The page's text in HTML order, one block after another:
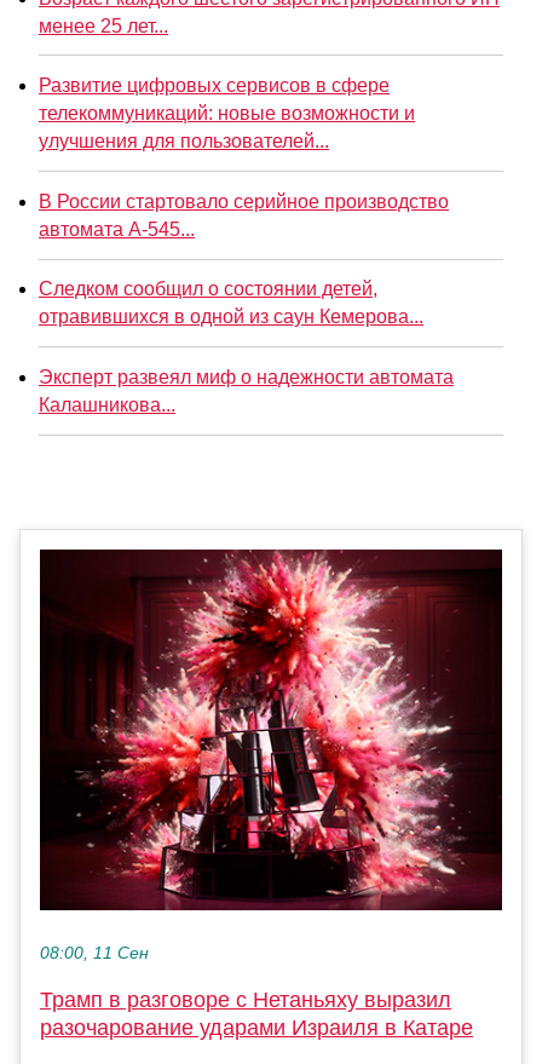
менее 25 лет...
Развитие цифровых сервисов в сфере
телекоммуникаций: новые возможности и
улучшения для пользователей...
В России стартовало серийное производство
автомата А-545...
Следком сообщил о состоянии детей,
отравившихся в одной из саун Кемерова...
Эксперт развеял миф о надежности автомата
Калашникова...
08:00, 11 Сен
Трамп в разговоре с Нетаньяху выразил
разочарование ударами Израиля в Катаре